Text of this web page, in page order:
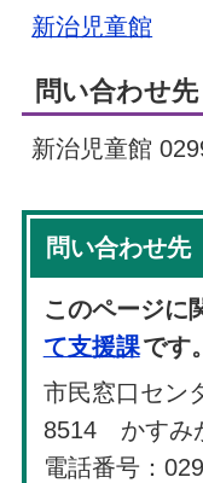
新治児童館
問い合わせ先
新治児童館
問い合わせ先
このページに
て支援課です。
市民窓口セン
8514 かすみ
電話番号：